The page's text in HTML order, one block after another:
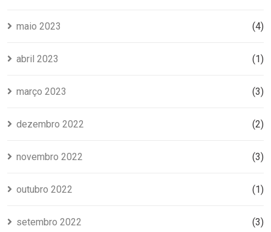
maio 2023 (4)
abril 2023 (1)
março 2023 (3)
dezembro 2022 (2)
novembro 2022 (3)
outubro 2022 (1)
setembro 2022 (3)